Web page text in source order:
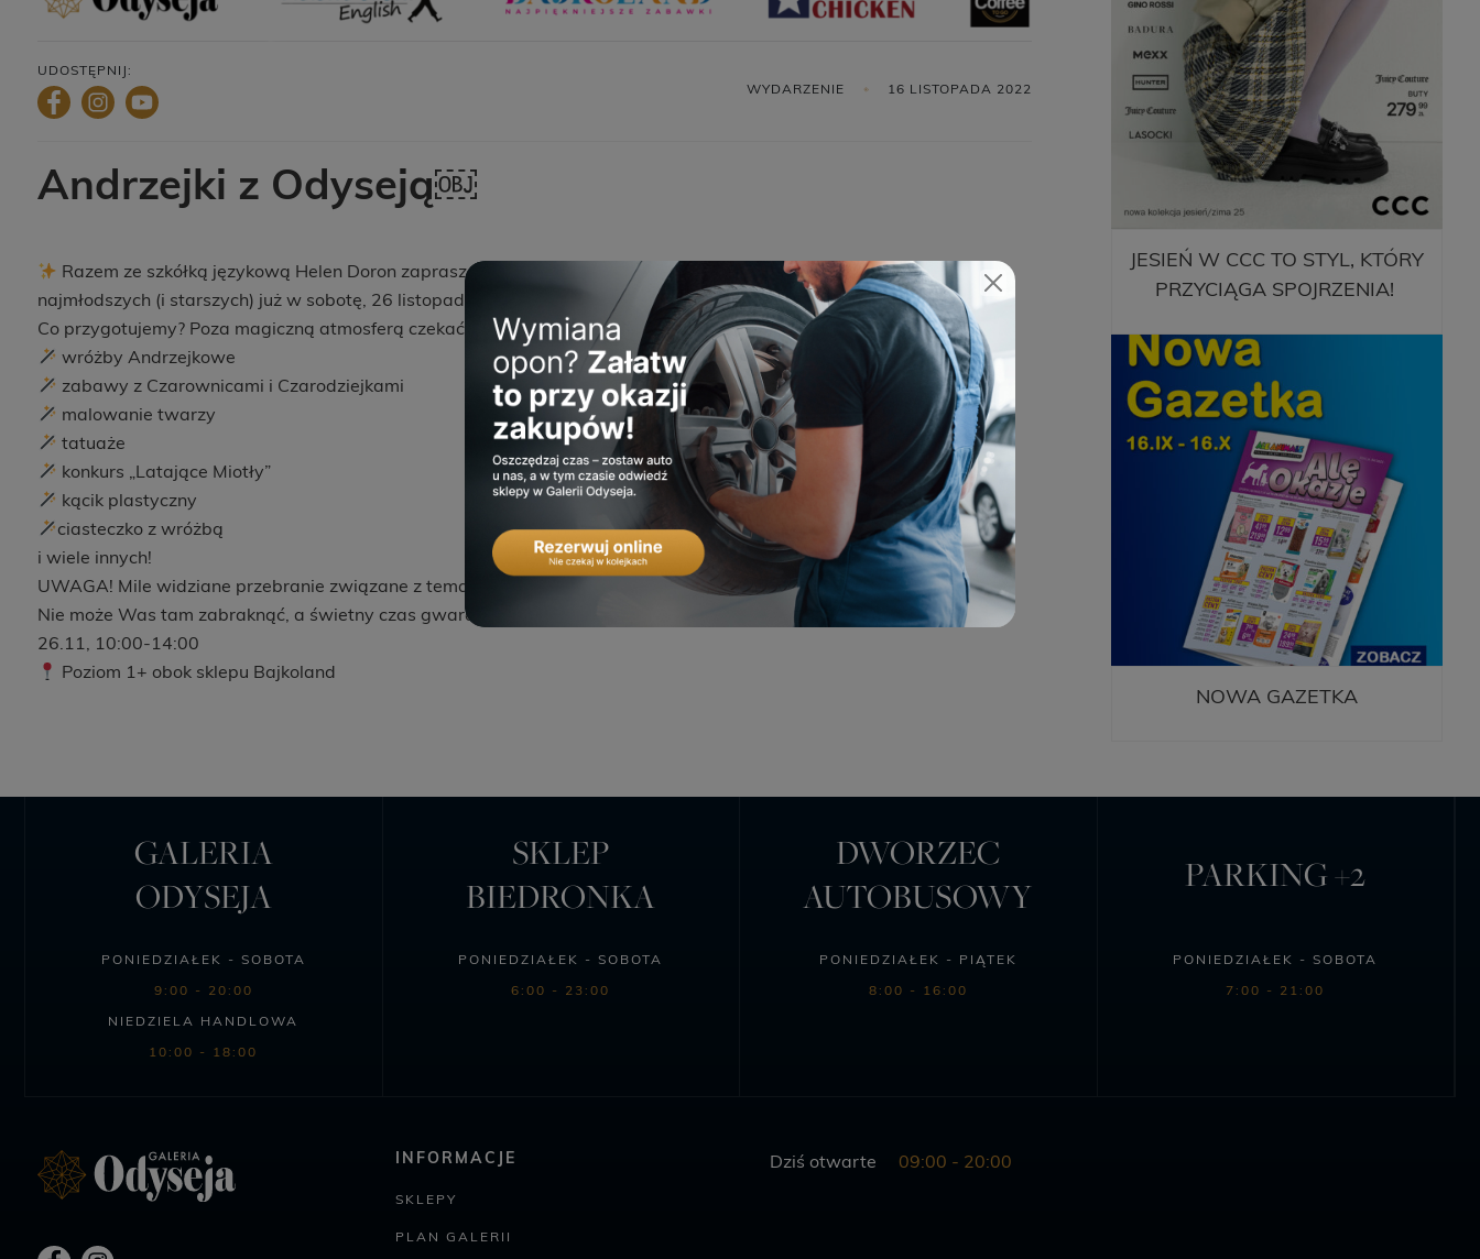
UDOSTĘPNIJ:
WYDARZENIE
16 LISTOPADA 2022
Andrzejki z Odyseją￼
Razem ze szkółką językową Helen Doron zapraszamy na jedyne w swoim rodzaju Andrzejki z Odyseją dla
najmłodszych (i starszych) już w sobotę, 26 listopada!
Co przygotujemy? Poza magiczną atmosferą czekać będą atrakcje:
wróżby Andrzejkowe
zabawy z Czarownicami i Czarodziejkami
malowanie twarzy
tatuaże
konkurs „Latające Miotły”
kącik plastyczny
ciasteczko z wróżbą
i wiele innych!
UWAGA! Mile widziane przebranie związane z tematyką Andrzejkową.
Nie może Was tam zabraknąć, a świetny czas gwarantowany
26.11, 10:00-14:00
Poziom 1+ obok sklepu Bajkoland
JESIEŃ W CCC TO STYL, KTÓRY
PRZYCIĄGA SPOJRZENIA!
NOWA GAZETKA
GALERIA
ODYSEJA
PONIEDZIAŁEK - SOBOTA
9:00 - 20:00
NIEDZIELA HANDLOWA
10:00 - 18:00
SKLEP
BIEDRONKA
PONIEDZIAŁEK - SOBOTA
6:00 - 23:00
DWORZEC
AUTOBUSOWY
PONIEDZIAŁEK - PIĄTEK
8:00 - 16:00
PARKING +2
PONIEDZIAŁEK - SOBOTA
7:00 - 21:00
INFORMACJE
SKLEPY
PLAN GALERII
Dziś otwarte 09:00 - 20:00